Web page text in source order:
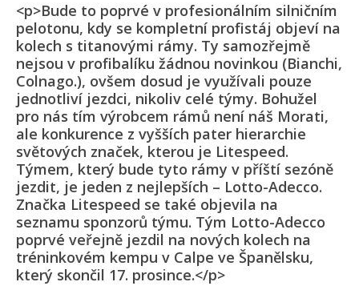
<p>Bude to poprvé v profesionálním silničním
pelotonu, kdy se kompletní profistáj objeví na
kolech s titanovými rámy. Ty samozřejmě
nejsou v profibalíku žádnou novinkou (Bianchi,
Colnago.), ovšem dosud je využívali pouze
jednotliví jezdci, nikoliv celé týmy. Bohužel
pro nás tím výrobcem rámů není náš Morati,
ale konkurence z vyšších pater hierarchie
světových značek, kterou je Litespeed.
Týmem, který bude tyto rámy v příští sezóně
jezdit, je jeden z nejlepších – Lotto-Adecco.
Značka Litespeed se také objevila na
seznamu sponzorů týmu. Tým Lotto-Adecco
poprvé veřejně jezdil na nových kolech na
tréninkovém kempu v Calpe ve Španělsku,
který skončil 17. prosince.</p>